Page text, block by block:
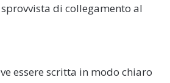
di collegamento al
essere scritta in modo chiaro